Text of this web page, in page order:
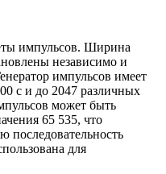
импульсов. Ширина
независимо и
импульсов имеет
с и до 2047 различных
может быть
65 535, что
последовательность
для